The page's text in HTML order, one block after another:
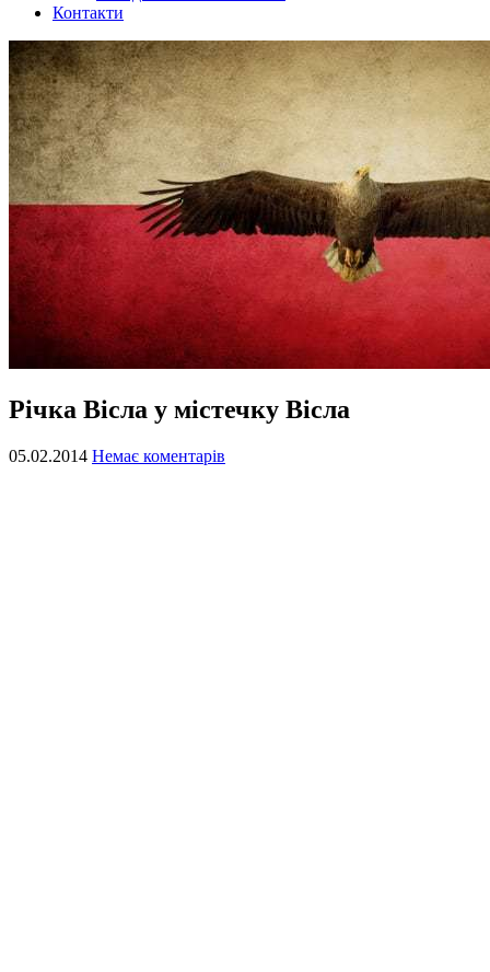
Контакти
Річка Вісла у містечку Вісла
05.02.2014 Немає коментарів